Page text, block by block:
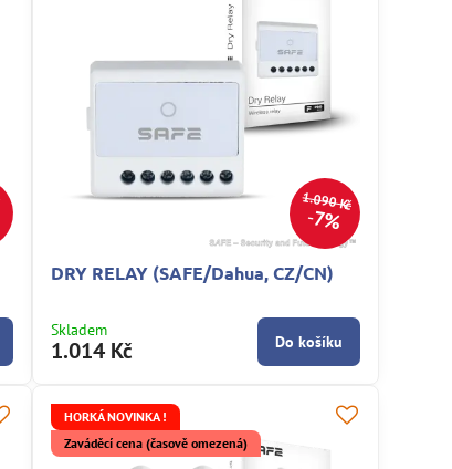
1.090 Kč
7%
DRY RELAY (SAFE/Dahua, CZ/CN)
Skladem
1.014 Kč Do košíku
HORKÁ NOVINKA !
Zaváděcí cena (časově omezená)